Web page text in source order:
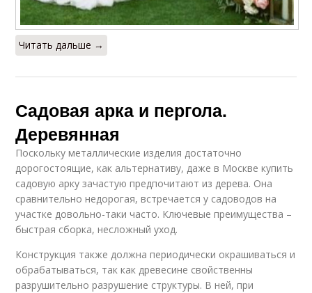
Читать дальше →
Садовая арка и пергола.
Деревянная
Поскольку металлические изделия достаточно
дорогостоящие, как альтернативу, даже в Москве купить
садовую арку зачастую предпочитают из дерева. Она
сравнительно недорогая, встречается у садоводов на
участке довольно-таки часто. Ключевые преимущества –
быстрая сборка, несложный уход.
Конструкция также должна периодически окрашиваться и
обрабатываться, так как древесине свойственны
разрушительно разрушение структуры. В ней, при